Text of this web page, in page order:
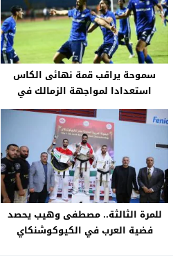
سموحة يراقب قمة نهائى الكاس
استعدادا لمواجهة الزمالك في
الدورى – جريدة الخبر اليوم
للمرة الثالثة.. مصطفى وهيب يحصد
فضية العرب في الكيوكوشنكاي